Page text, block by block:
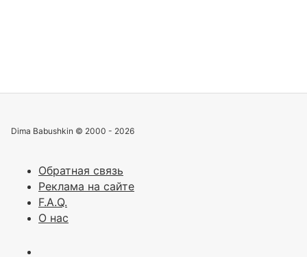
Dima Babushkin © 2000 - 2026
Обратная связь
Реклама на сайте
F.A.Q.
О нас